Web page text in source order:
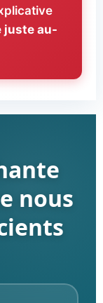
juste au-
nous